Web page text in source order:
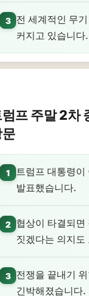
3
전 세계적인 무
커지고 있습니다.
프 주말 2차
1
트럼프 대통령
발표했습니다.
2
협상이 타결되면
짓겠다는 의지도
3
전쟁을 끝내기
긴박해졌습니다.